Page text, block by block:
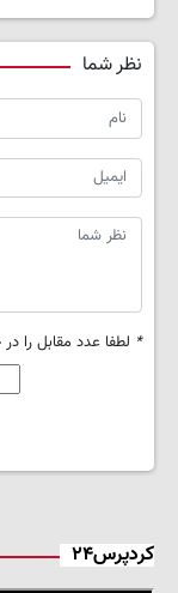
نظر شما
* لطفا عدد مقابل را
کردپرس۲۴